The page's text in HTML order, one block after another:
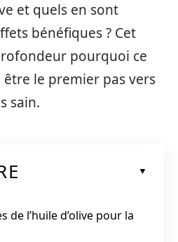
et quels en sont
bénéfiques ? Cet
pourquoi ce
le premier pas vers
sain.
de l’huile d’olive pour la